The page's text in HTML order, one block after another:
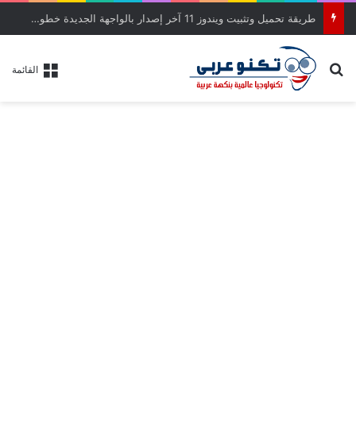
طريقة تحميل وتثبيت ويندوز 11 آخر إصدار بالواجهة الجديدة خطوة بخطوة
القائمة بحث عن